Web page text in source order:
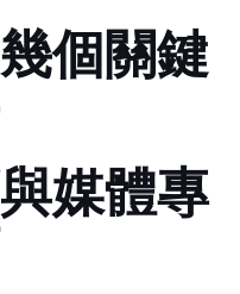
個關鍵
媒體專